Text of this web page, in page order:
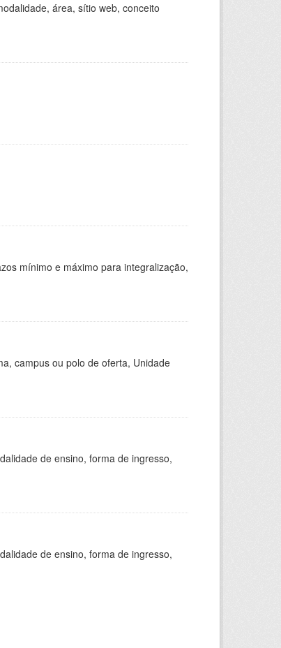
área, sítio web, conceito
mínimo e máximo para integralização,
campus ou polo de oferta, Unidade
de ensino, forma de ingresso,
de ensino, forma de ingresso,